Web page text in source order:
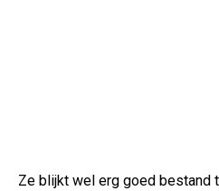
Ze blijkt wel erg goed bestand